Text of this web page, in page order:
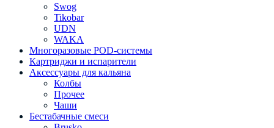
Swog
Tikobar
UDN
WAKA
Многоразовые POD-системы
Картриджи и испарители
Аксессуары для кальяна
Колбы
Прочее
Чаши
Бестабачные смеси